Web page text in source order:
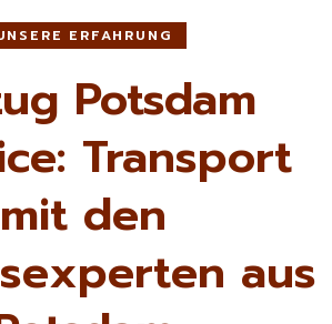
ERFAHRUNG
Potsdam
Transport
mit den
aus